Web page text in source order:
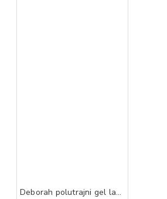
Deborah polutrajni gel lak 26 4,5 ml